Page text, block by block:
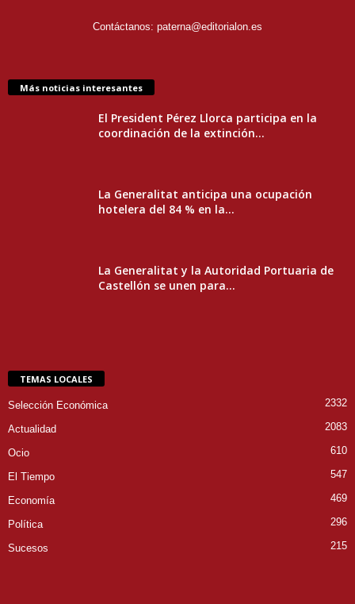
Contáctanos: paterna@editorialon.es
Más noticias interesantes
El President Pérez Llorca participa en la
coordinación de la extinción...
La Generalitat anticipa una ocupación
hotelera del 84 % en la...
La Generalitat y la Autoridad Portuaria de
Castellón se unen para...
TEMAS LOCALES
Selección Económica 2332
Actualidad 2083
Ocio 610
El Tiempo 547
Economía 469
Política 296
Sucesos 215